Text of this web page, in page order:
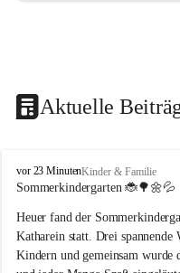
Aktuelle
T
r
g
ö
ß
-
vor 23 MinutenKinder & Familie
Sommerkindergarten 🐞🌳🌼💦
Heuer fand der
Katharein statt. Drei
Kindern und gemeinsam